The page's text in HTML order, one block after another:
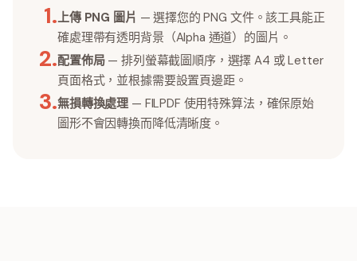
1.上傳 PNG 圖片 — 選擇您的 PNG 文件。該工具能正
確處理帶有透明背景（Alpha 通道）的圖片。
2.配置佈局— 排列螢幕截圖順序，選擇 A4 或 Letter
頁面格式，並根據需要設置頁邊距。
3.無損轉換處理 — FILPDF 使用特殊算法，確保原始
圖形不會因轉換而降低清晰度。